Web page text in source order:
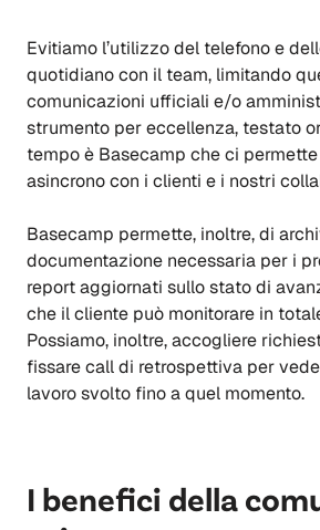
Evitiamo l’utilizzo del telefono e
quotidiano con il team, limitando
comunicazioni ufficiali e/o
strumento per eccellenza, testato
tempo è Basecamp che ci
asincrono con i clienti e i nostri
Basecamp permette, inoltre, di
documentazione necessaria per i
report aggiornati sullo stato di
che il cliente può monitorare in
Possiamo, inoltre, accogliere
fissare call di retrospettiva per
lavoro svolto fino a quel momento.
I benefici della